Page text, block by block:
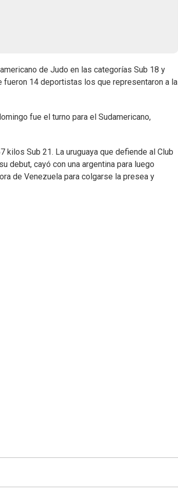
de Judo en las categorías Sub 18 y
fueron 14 deportistas los que representaron a la
fue el turno para el Sudamericano,
kilos Sub 21. La uruguaya que defiende al Club
debut, cayó con una argentina para luego
de Venezuela para colgarse la presea y